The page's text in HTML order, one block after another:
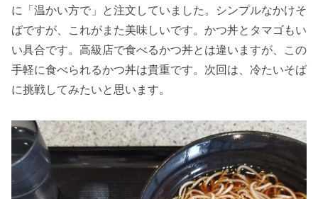
に「温かい方で」と注文していました。シンプルなかけそ
ばですが、これがまた美味しいです。かつ丼とタマゴもい
い具合です。高級店で食べるかつ丼とは違いますが、この
手軽に食べられるかつ丼は貴重です。次回は、冷たいそば
に挑戦してみたいと思います。